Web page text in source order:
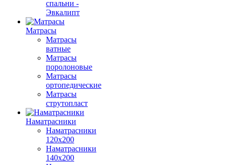
спальни -
Эвкалипт
Матрасы
Матрасы
ватные
Матрасы
поролоновые
Матрасы
ортопедические
Матрасы
струтопласт
Наматрасники
Наматрасники
120х200
Наматрасники
140х200